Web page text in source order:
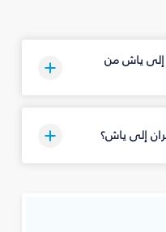
إلى ياش من
إلى ياش؟